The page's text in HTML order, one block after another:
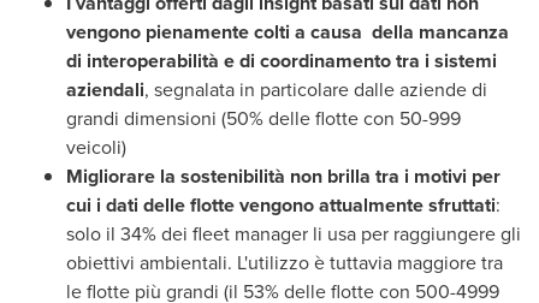
vengono pienamente colti a causa della mancanza
di interoperabilità e di coordinamento tra i sistemi
aziendali, segnalata in particolare dalle aziende di
grandi dimensioni (50% delle flotte con 50-999
veicoli)
Migliorare la sostenibilità non brilla tra i motivi per
cui i dati delle flotte vengono attualmente sfruttati:
solo il 34% dei fleet manager li usa per raggiungere gli
obiettivi ambientali. L'utilizzo è tuttavia maggiore tra
le flotte più grandi (il 53% delle flotte con 500-4999